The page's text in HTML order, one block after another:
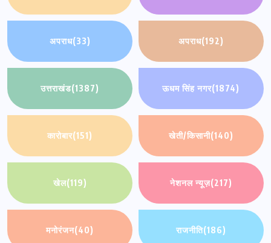
अपराध(33) अपराध(192)
उत्तराखंड(1387) ऊधम सिंह नगर(1874)
कारोबार(151) खेती/किसानी(140)
खेल(119) नेशनल न्यूज़(217)
मनोरंजन(40) राजनीति(186)